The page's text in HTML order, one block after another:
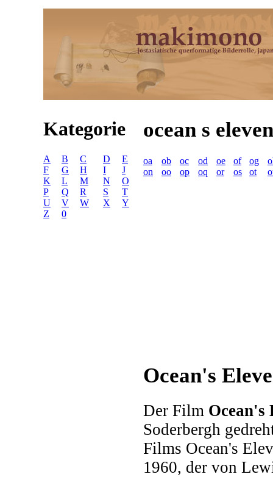
Kategorie
A B C D
E
F
G H I
J
K
L M N
O
P
Q R S
T
U
V W X
Y
Z
0
ocean s
oa ob oc od oe of og
on
oo op oq or os ot
Ocean's
Der Film Ocean's
Soderbergh
Films Ocean's
1960, der von